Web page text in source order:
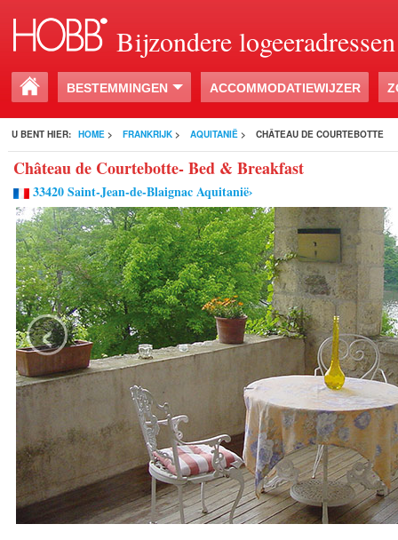
Bijzondere logeeradressen
BESTEMMINGEN ACCOMMODATIEWIJZER
U BENT HIER: HOME > FRANKRIJK > AQUITANIË > CHÂTEAU DE COURTEBOTTE
Château de Courtebotte- Bed & Breakfast
33420 Saint-Jean-de-Blaignac Aquitanië›
‹